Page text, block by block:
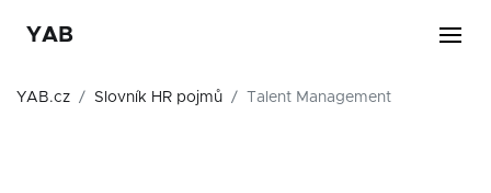
YAB
YAB.cz Slovník HR pojmů Talent Management